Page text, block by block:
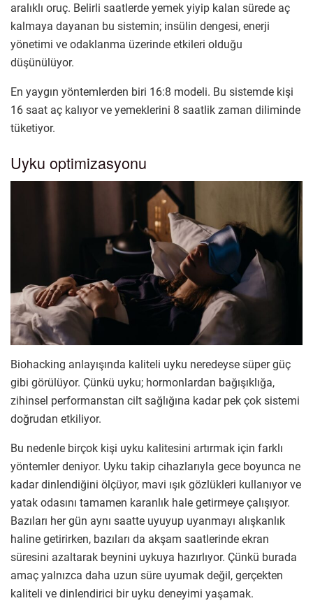
aralıklı oruç. Belirli saatlerde yemek yiyip kalan sürede aç
kalmaya dayanan bu sistemin; insülin dengesi, enerji
yönetimi ve odaklanma üzerinde etkileri olduğu
düşünülüyor.
En yaygın yöntemlerden biri 16:8 modeli. Bu sistemde kişi
16 saat aç kalıyor ve yemeklerini 8 saatlik zaman diliminde
tüketiyor.
Uyku optimizasyonu
Biohacking anlayışında kaliteli uyku neredeyse süper güç
gibi görülüyor. Çünkü uyku; hormonlardan bağışıklığa,
zihinsel performanstan cilt sağlığına kadar pek çok sistemi
doğrudan etkiliyor.
Bu nedenle birçok kişi uyku kalitesini artırmak için farklı
yöntemler deniyor. Uyku takip cihazlarıyla gece boyunca ne
kadar dinlendiğini ölçüyor, mavi ışık gözlükleri kullanıyor ve
yatak odasını tamamen karanlık hale getirmeye çalışıyor.
Bazıları her gün aynı saatte uyuyup uyanmayı alışkanlık
haline getirirken, bazıları da akşam saatlerinde ekran
süresini azaltarak beynini uykuya hazırlıyor. Çünkü burada
amaç yalnızca daha uzun süre uyumak değil, gerçekten
kaliteli ve dinlendirici bir uyku deneyimi yaşamak.